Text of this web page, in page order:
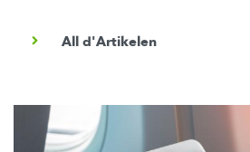
All d'Artikelen